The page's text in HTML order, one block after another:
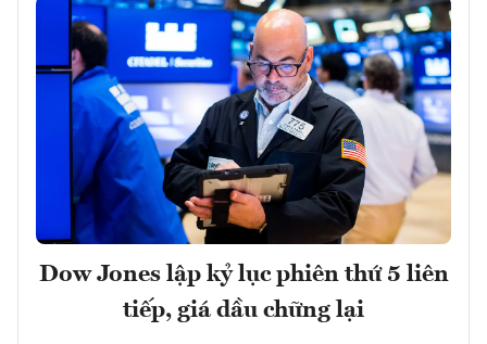
Dow Jones lập kỷ lục phiên thứ 5 liên
tiếp, giá dầu chững lại